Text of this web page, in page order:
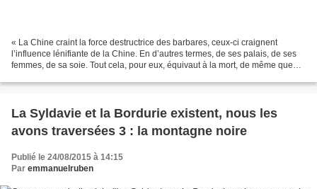
« La Chine craint la force destructrice des barbares, ceux-ci craignent
l’influence lénifiante de la Chine. En d’autres termes, de ses palais, de ses
femmes, de sa soie. Tout cela, pour eux, équivaut à la mort, de même que
La Syldavie et la Bordurie existent, nous les
avons traversées 3 : la montagne noire
Publié le 24/08/2015 à 14:15
Par emmanuelruben